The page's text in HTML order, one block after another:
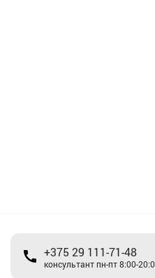
+375 29 111-71-48
консультант пн-пт 8:00-